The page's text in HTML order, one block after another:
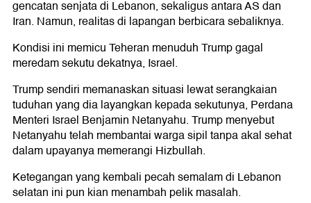
gencatan senjata di Lebanon, sekaligus antara AS dan
Iran. Namun, realitas di lapangan berbicara sebaliknya.
Kondisi ini memicu Teheran menuduh Trump gagal
meredam sekutu dekatnya, Israel.
Trump sendiri memanaskan situasi lewat serangkaian
tuduhan yang dia layangkan kepada sekutunya, Perdana
Menteri Israel Benjamin Netanyahu. Trump menyebut
Netanyahu telah membantai warga sipil tanpa akal sehat
dalam upayanya memerangi Hizbullah.
Ketegangan yang kembali pecah semalam di Lebanon
selatan ini pun kian menambah pelik masalah.